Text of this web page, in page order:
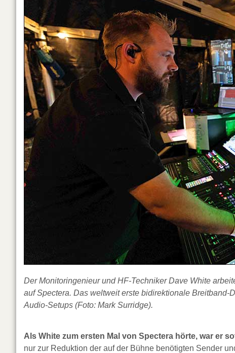
Der Monitoringenieur und HF-Techniker Dave White
auf Spectera. Das weltweit erste bidirektionale
Audio-Setups (Foto: Mark Surridge).
Als White zum ersten Mal von Spectera hörte, war er
nur zur Reduktion der auf der Bühne benötigten Sender